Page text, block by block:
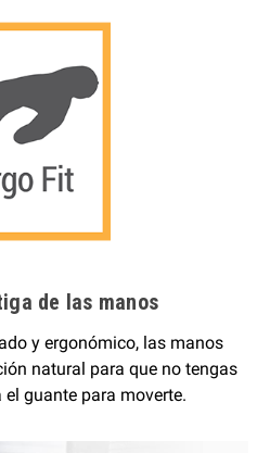
de las manos
y ergonómico, las manos
natural para que no tengas
guante para moverte.